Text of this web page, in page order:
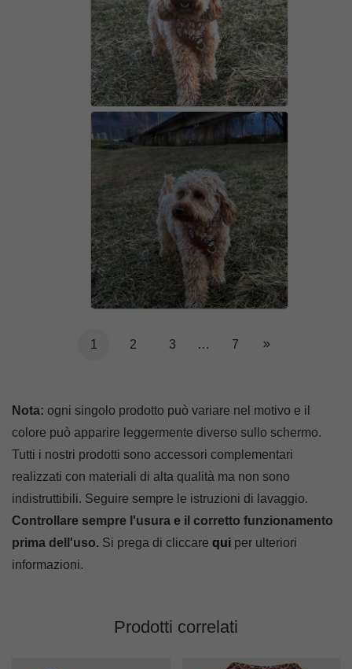
sovrapprezzo. Ottimo servizio clienti, ho
molto apprezzato. Grazie PiggyPet,
ricompreremo sicuramente!!
1 2 3 … 7
Nota: ogni singolo prodotto può variare nel motivo e il
colore può apparire leggermente diverso sullo schermo.
Tutti i nostri prodotti sono accessori complementari
realizzati con materiali di alta qualità ma non sono
indistruttibili. Seguire sempre le istruzioni di lavaggio.
Controllare sempre l'usura e il corretto funzionamento
prima dell'uso. Si prega di cliccare qui per ulteriori
informazioni.
Prodotti correlati